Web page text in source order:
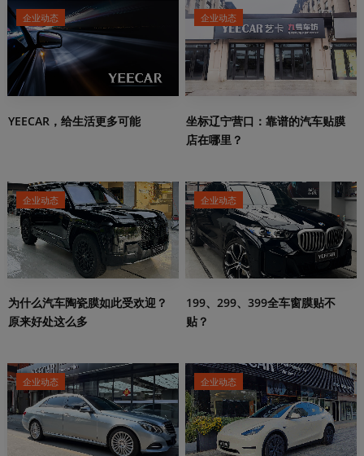
企业动态
YEECAR，给生活更多可能
企业动态
坐标辽宁营口：靠谱的汽车贴膜
店在哪里？
企业动态
为什么汽车陶瓷膜如此受欢迎？
原来好处这么多
企业动态
199、299、399全车窗膜贴不
贴？
企业动态 企业动态